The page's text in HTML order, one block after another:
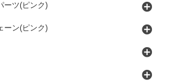
ーツ(ピンク)
ーン(ピンク)